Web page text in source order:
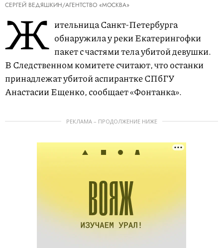
СЕРГЕЙ ВЕДЯШКИН/АГЕНТСТВО «МОСКВА»
Ж ительница Санкт-Петербурга
обнаружила у реки Екатерингофки
пакет с частями тела убитой девушки.
В Следственном комитете считают, что останки
принадлежат убитой аспирантке СПбГУ
Анастасии Ещенко, сообщает «Фонтанка».
РЕКЛАМА – ПРОДОЛЖЕНИЕ НИЖЕ